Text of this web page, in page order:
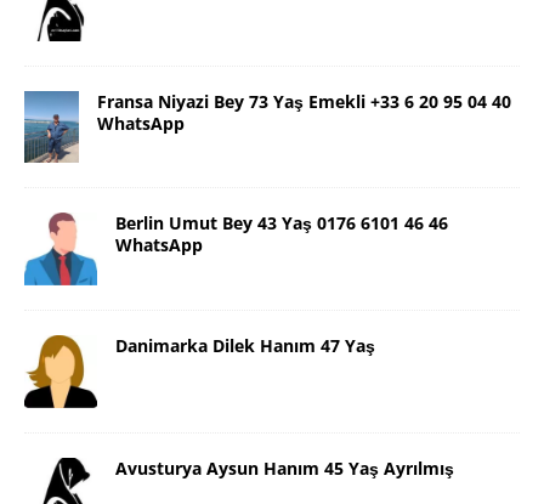
Fransa Niyazi Bey 73 Yaş Emekli +33 6 20 95 04 40
WhatsApp
Berlin Umut Bey 43 Yaş 0176 6101 46 46
WhatsApp
Danimarka Dilek Hanım 47 Yaş
Avusturya Aysun Hanım 45 Yaş Ayrılmış